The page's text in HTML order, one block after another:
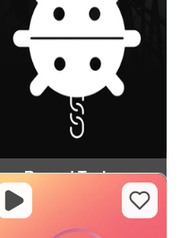
Record Techno